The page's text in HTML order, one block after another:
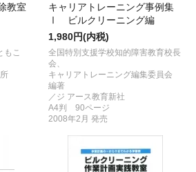
教室
こ
キャリアトレーニング事例集
Ⅰ ビルクリーニング編
1,980円(内税)
全国特別支援学校知的障害教育校長
会、
キャリアトレーニング編集委員会
編著
／ジ アース教育新社
A4判 90ページ
2008年2月 発売